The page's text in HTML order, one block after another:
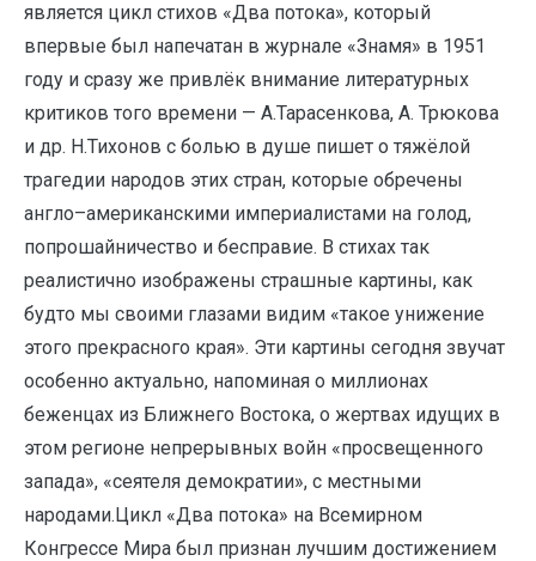
является цикл стихов «Два потока», который
впервые был напечатан в журнале «Знамя» в 1951
году и сразу же привлёк внимание литературных
критиков того времени — А.Тарасенкова, А. Трюкова
и др. Н.Тихонов с болью в душе пишет о тяжёлой
трагедии народов этих стран, которые обречены
англо–американскими империалистами на голод,
попрошайничество и бесправие. В стихах так
реалистично изображены страшные картины, как
будто мы своими глазами видим «такое унижение
этого прекрасного края». Эти картины сегодня звучат
особенно актуально, напоминая о миллионах
беженцах из Ближнего Востока, о жертвах идущих в
этом регионе непрерывных войн «просвещенного
запада», «сеятеля демократии», с местными
народами.Цикл «Два потока» на Всемирном
Конгрессе Мира был признан лучшим достижением